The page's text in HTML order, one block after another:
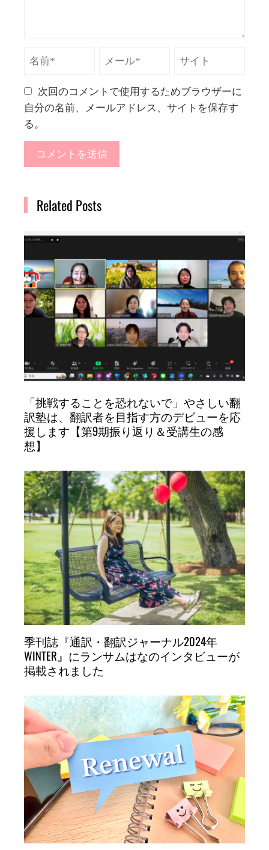
次回のコメントで使用するためブラウザーに
自分の名前、メールアドレス、サイトを保存す
る。
Related Posts
「挑戦することを恐れないで」やさしい翻
訳塾は、翻訳者を目指す方のデビューを応
援します【第9期振り返り＆受講生の感
想】
季刊誌『通訳・翻訳ジャーナル2024年
WINTER』にランサムはなのインタビューが
掲載されました